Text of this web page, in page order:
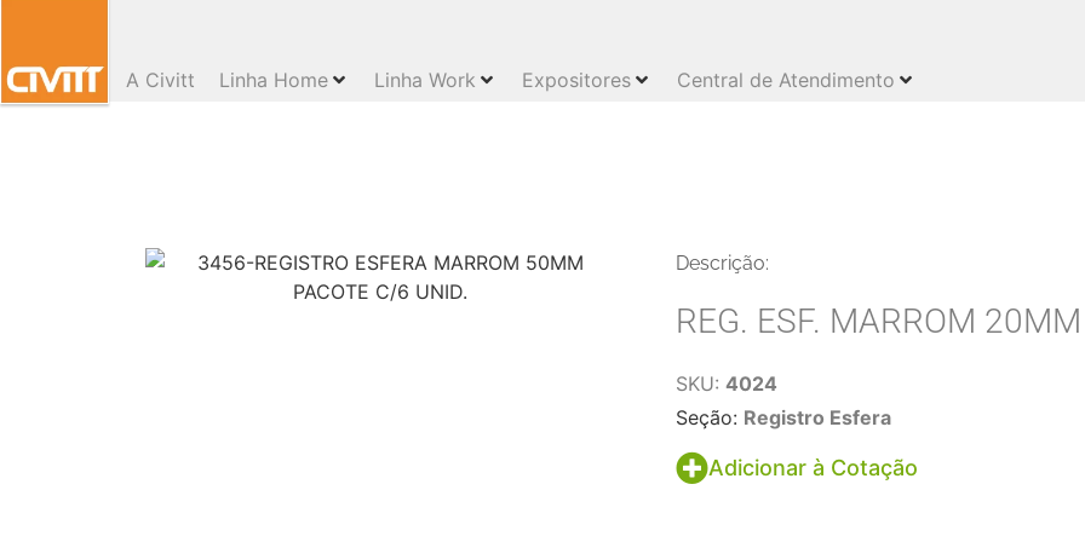
A Civitt Linha Home Linha Work Expositores Central de Atendimento
Descrição:
REG. ESF. MARROM 20MM
SKU: 4024
Seção: Registro Esfera
Adicionar à Cotação